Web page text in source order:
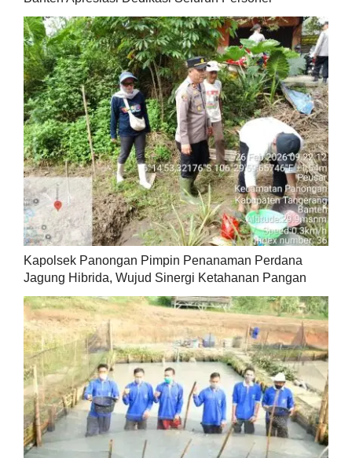
Kapolsek Panongan Pimpin Penanaman Perdana
Jagung Hibrida, Wujud Sinergi Ketahanan Pangan